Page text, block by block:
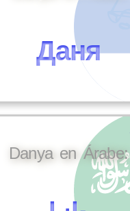
Даня
Danya en Árabe: